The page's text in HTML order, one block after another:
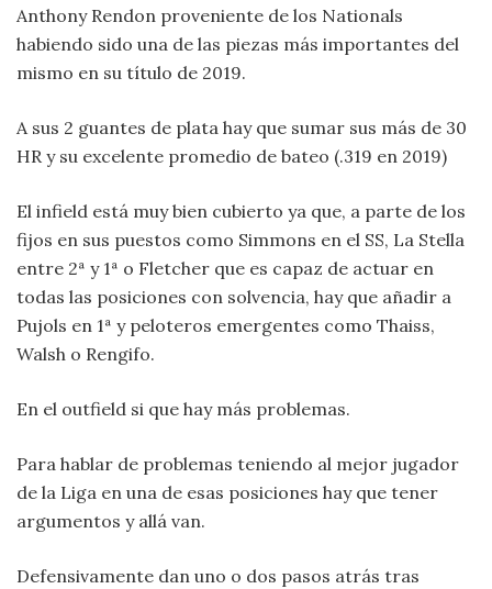
Anthony Rendon proveniente de los Nationals
habiendo sido una de las piezas más importantes del
mismo en su título de 2019.
A sus 2 guantes de plata hay que sumar sus más de 30
HR y su excelente promedio de bateo (.319 en 2019)
El infield está muy bien cubierto ya que, a parte de los
fijos en sus puestos como Simmons en el SS, La Stella
entre 2ª y 1ª o Fletcher que es capaz de actuar en
todas las posiciones con solvencia, hay que añadir a
Pujols en 1ª y peloteros emergentes como Thaiss,
Walsh o Rengifo.
En el outfield si que hay más problemas.
Para hablar de problemas teniendo al mejor jugador
de la Liga en una de esas posiciones hay que tener
argumentos y allá van.
Defensivamente dan uno o dos pasos atrás tras